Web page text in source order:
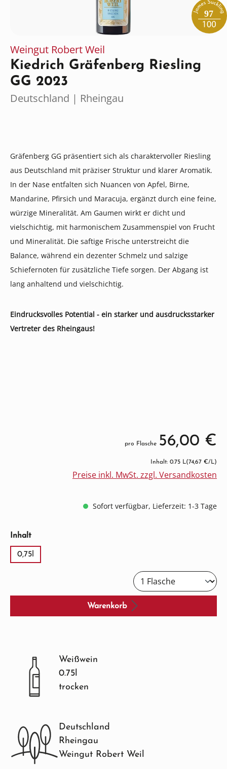
97
Weingut Robert Weil
Kiedrich Gräfenberg Riesling
GG 2023
Deutschland | Rheingau
Gräfenberg GG präsentiert sich als charaktervoller Riesling
aus Deutschland mit präziser Struktur und klarer Aromatik.
In der Nase entfalten sich Nuancen von Apfel, Birne,
Mandarine, Pfirsich und Maracuja, ergänzt durch eine feine,
würzige Mineralität. Am Gaumen wirkt er dicht und
vielschichtig, mit harmonischem Zusammenspiel von Frucht
und Mineralität. Die saftige Frische unterstreicht die
Balance, während ein dezenter Schmelz und salzige
Schiefernoten für zusätzliche Tiefe sorgen. Der Abgang ist
lang anhaltend und vielschichtig.
Eindrucksvolles Potential - ein starker und ausdrucksstarker
Vertreter des Rheingaus!
pro Flasche 56,00 €
Inhalt: 0.75 L(74,67 €/L)
Preise inkl. MwSt. zzgl. Versandkosten
Sofort verfügbar, Lieferzeit: 1-3 Tage
Inhaltauswählen
0,75l
Warenkorb
Weißwein
0.75l
trocken
Deutschland
Rheingau
Weingut Robert Weil